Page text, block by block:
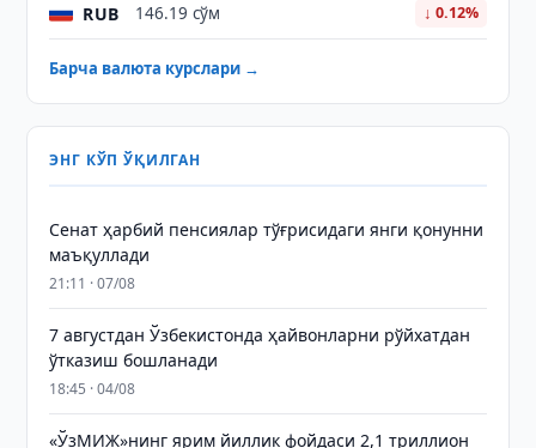
RUB 146.19 сўм ↓ 0.12%
Барча валюта курслари →
ЭНГ КЎП ЎҚИЛГАН
Сенат ҳарбий пенсиялар тўғрисидаги янги қонунни
маъқуллади
21:11 · 07/08
7 августдан Ўзбекистонда ҳайвонларни рўйхатдан
ўтказиш бошланади
18:45 · 04/08
«ЎзМИЖ»нинг ярим йиллик фойдаси 2,1 триллион